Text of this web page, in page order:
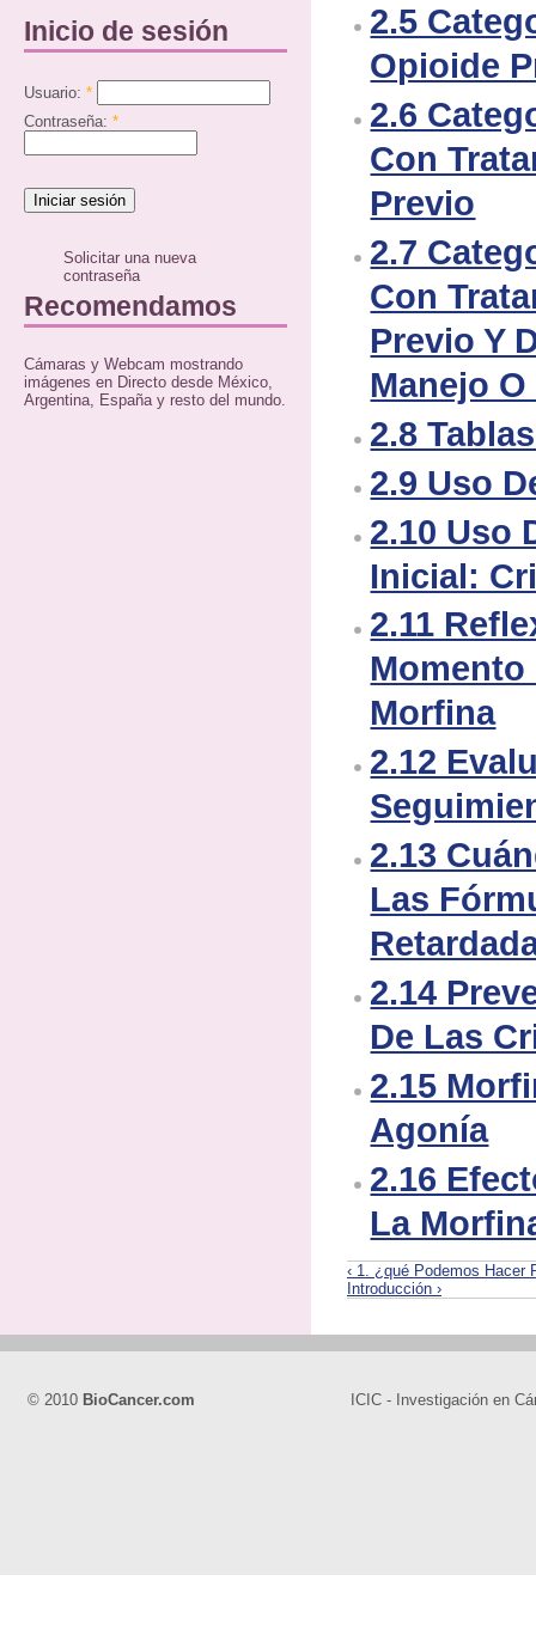
Inicio de sesión
Usuario: *
Contraseña: *
Solicitar una nueva
contraseña
Recomendamos
Cámaras y Webcam mostrando
imágenes en Directo desde México,
Argentina, España y resto del mundo.
2.5
Opioide
2.6
Con
Previo
2.7
Con
Previo Y
Manejo
2.8
2.9 Uso
2.10 Uso
Inicial:
2.11
Morfina
2.12
2.13
Las
2.14
De Las
2.15
Agonía
2.16
La
‹ 1. ¿qué Podemos Hacer
Introducción ›
© 2010 BioCancer.com ICIC - Investigación en